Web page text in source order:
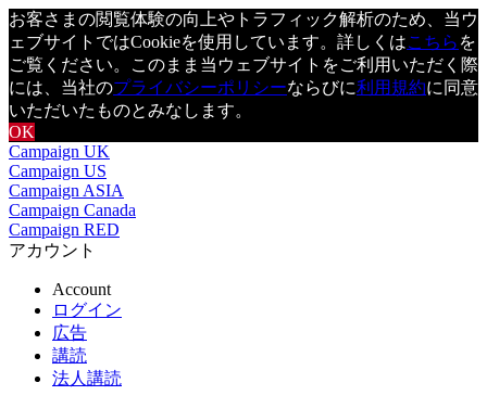
お客さまの閲覧体験の向上やトラフィック解析のため、当ウ
ェブサイトではCookieを使用しています。詳しくはこちら を
ご覧ください。このまま当ウェブサイトをご利用いただく際
には、当社のプライバシーポリシーならびに利用規約に同意
いただいたものとみなします。
OK
Campaign UK
Campaign US
Campaign ASIA
Campaign Canada
Campaign RED
アカウント
Account
ログイン
広告
講読
法人講読